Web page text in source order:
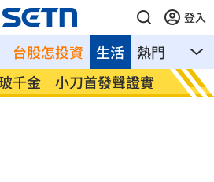
登入
台股怎投資 熱門 影音
生活
千金 小刀首發聲證實
白海
曝